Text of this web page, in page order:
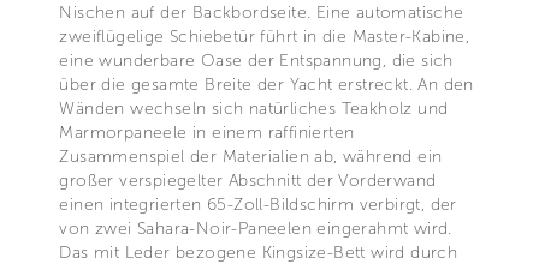
Nischen auf der Backbordseite. Eine automatische
zweiflügelige Schiebetür führt in die Master-Kabine,
eine wunderbare Oase der Entspannung, die sich
über die gesamte Breite der Yacht erstreckt. An den
Wänden wechseln sich natürliches Teakholz und
Marmorpaneele in einem raffinierten
Zusammenspiel der Materialien ab, während ein
großer verspiegelter Abschnitt der Vorderwand
einen integrierten 65-Zoll-Bildschirm verbirgt, der
von zwei Sahara-Noir-Paneelen eingerahmt wird.
Das mit Leder bezogene Kingsize-Bett wird durch